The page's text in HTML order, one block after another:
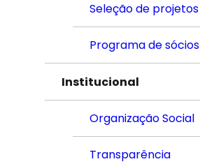
Seleção de projetos
Programa de sócios
Institucional
Organização Social
Transparência